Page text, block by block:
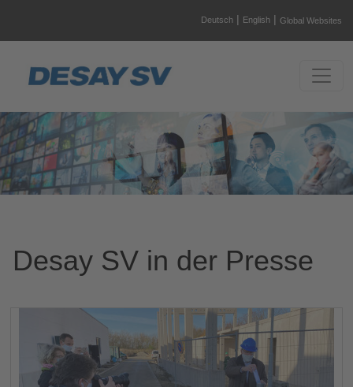
Deutsch | English | Global Websites
Desay SV in der Presse